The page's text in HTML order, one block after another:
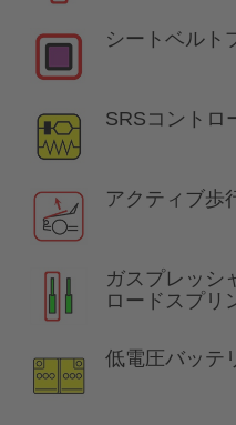
シートベルト
SRSコントロ
アクティブ歩
ガスプレッシ
ロードスプリ
低電圧バッテ